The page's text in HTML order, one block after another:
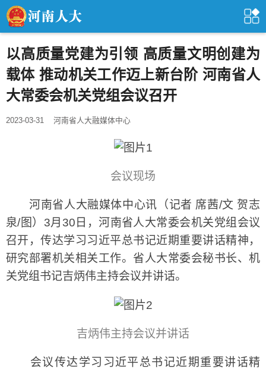
以高质量党建为引领 高质量文明创建为
载体 推动机关工作迈上新台阶 河南省人
大常委会机关党组会议召开
2023-03-31 河南省人大融媒体中心
会议现场
河南省人大融媒体中心讯（记者 席茜/文 贺志
泉/图）3月30日，河南省人大常委会机关党组会议
召开，传达学习习近平总书记近期重要讲话精神，
研究部署机关相关工作。省人大常委会秘书长、机
关党组书记吉炳伟主持会议并讲话。
吉炳伟主持会议并讲话
会议传达学习习近平总书记近期重要讲话精